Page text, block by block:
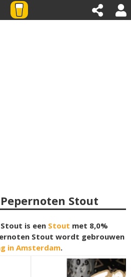
Stout
is een Stout met 8,0%
Stout wordt gebrouwen
in Amsterdam.